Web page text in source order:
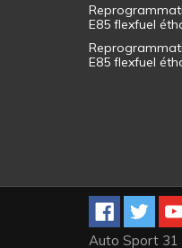
E85 flexfuel
E85 flexfuel
Auto Sport 31